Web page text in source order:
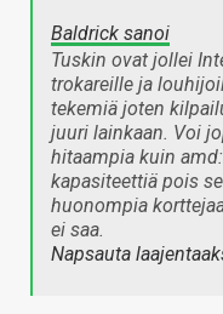
Baldrick sanoi
Tuskin ovat jollei
trokareille ja
tekemiä joten
juuri lainkaan. Voi
hitaampia kuin
kapasiteettiä pois
huonompia
ei saa.
Napsauta